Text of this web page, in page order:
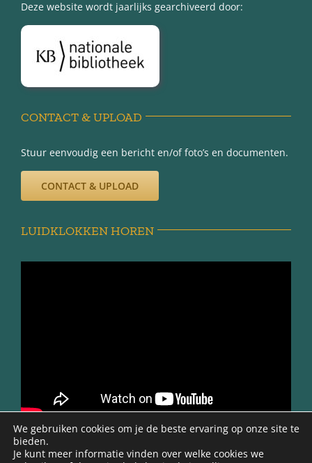
Over Minnertsga
Disclaimer
Deze website wordt jaarlijks gearchiveerd door:
CONTACT & UPLOAD
Stuur eenvoudig een bericht en/of foto’s en documenten.
CONTACT & UPLOAD
LUIDKLOKKEN HOREN
We gebruiken cookies om je de beste ervaring op onze site te
bieden.
Je kunt meer informatie vinden over welke cookies we